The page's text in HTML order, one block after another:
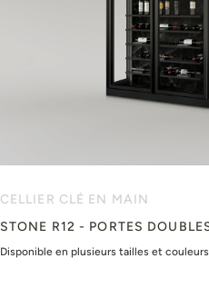
CELLIER CLÉ EN MAIN
STONE R12 - PORTES
Disponible en plusieurs tailles et couleurs